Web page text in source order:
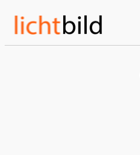
Inhalt
springen